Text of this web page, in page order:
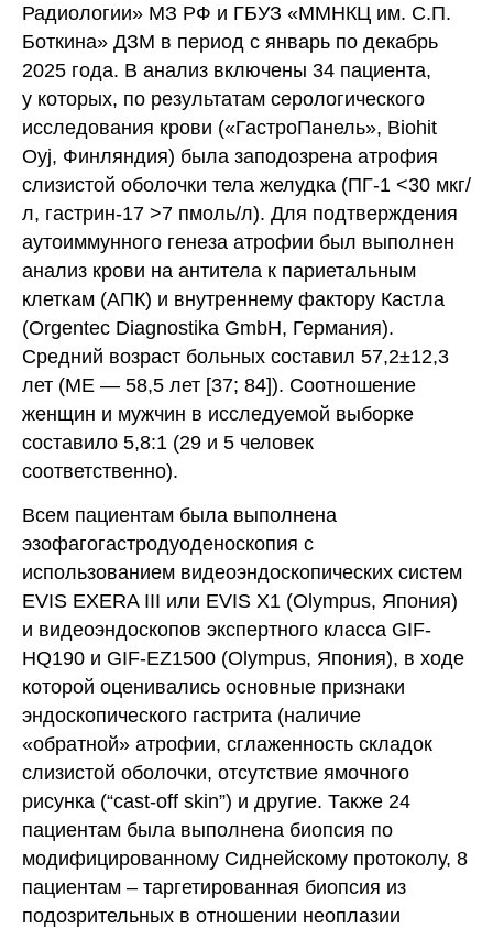
Радиологии» МЗ РФ и ГБУЗ «ММНКЦ им. С.П.
Боткина» ДЗМ в период с январь по декабрь
2025 года. В анализ включены 34 пациента,
у которых, по результатам серологического
исследования крови («ГастроПанель», Biohit
Oyj, Финляндия) была заподозрена атрофия
слизистой оболочки тела желудка (ПГ-1 <30 мкг/
л, гастрин-17 >7 пмоль/л). Для подтверждения
аутоиммунного генеза атрофии был выполнен
анализ крови на антитела к париетальным
клеткам (АПК) и внутреннему фактору Кастла
(Orgentec Diagnostika GmbH, Германия).
Средний возраст больных составил 57,2±12,3
лет (МЕ — 58,5 лет [37; 84]). Соотношение
женщин и мужчин в исследуемой выборке
составило 5,8:1 (29 и 5 человек
соответственно).
Всем пациентам была выполнена
эзофагогастродуоденоскопия с
использованием видеоэндоскопических систем
EVIS EXERA III или EVIS X1 (Olympus, Япония)
и видеоэндоскопов экспертного класса GIF-
HQ190 и GIF-EZ1500 (Olympus, Япония), в ходе
которой оценивались основные признаки
эндоскопического гастрита (наличие
«обратной» атрофии, сглаженность складок
слизистой оболочки, отсутствие ямочного
рисунка (“cast-off skin”) и другие. Также 24
пациентам была выполнена биопсия по
модифицированному Сиднейскому протоколу, 8
пациентам – таргетированная биопсия из
подозрительных в отношении неоплазии